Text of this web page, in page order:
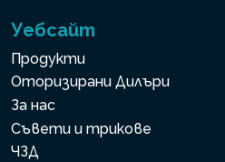
Уебсайт
Продукти
Оторизирани Дилъри
За нас
Съвети и трикове
ЧЗД